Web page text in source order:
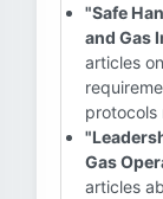
"Safe
and Gas
articles
protocols
Gas
articles